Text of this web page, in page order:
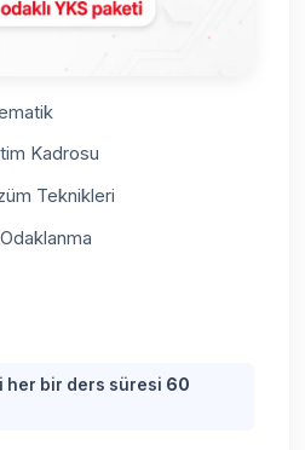
Kadrosu
Teknikleri
her bir ders süresi 60